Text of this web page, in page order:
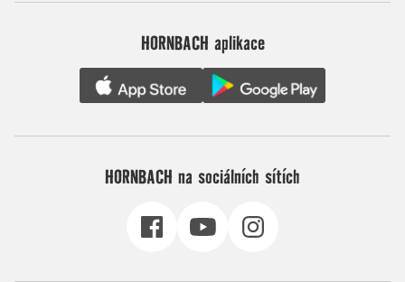
HORNBACH aplikace
HORNBACH na sociálních sítích